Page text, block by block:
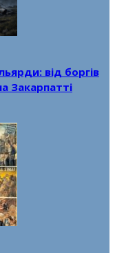
від боргів
Закарпатті